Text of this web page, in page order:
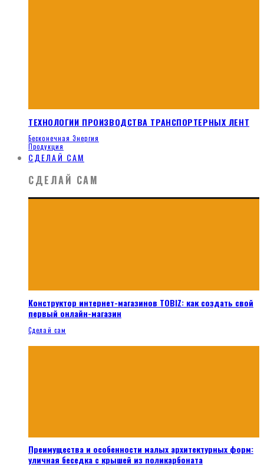
ТЕХНОЛОГИИ ПРОИЗВОДСТВА ТРАНСПОРТЕРНЫХ ЛЕНТ
Бесконечная Энергия
Продукция
СДЕЛАЙ САМ
СДЕЛАЙ САМ
Конструктор интернет-магазинов TOBIZ: как создать свой
первый онлайн-магазин
Сделай сам
Преимущества и особенности малых архитектурных форм:
уличная беседка с крышей из поликарбоната